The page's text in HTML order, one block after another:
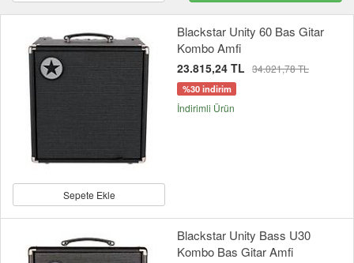
Sepete Ekle
Blackstar Unity 60 Bas Gitar
Kombo Amfi
23.815,24 TL 34.021,78 TL
%30 indirim
İndirimli Ürün
Blackstar Unity Bass U30
Kombo Bas Gitar Amfi